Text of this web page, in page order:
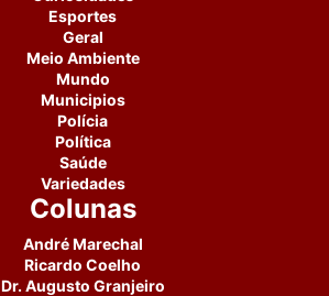
Esportes
Geral
Meio Ambiente
Mundo
Municipios
Polícia
Política
Saúde
Variedades
Colunas
André Marechal
Ricardo Coelho
Dr. Augusto Granjeiro